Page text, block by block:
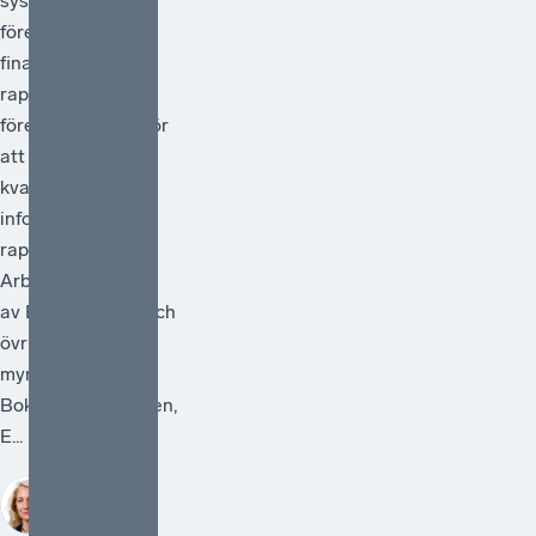
företagens
finansiella
rapportering och
föreslå åtgärder för
att förstärka
kvaliteten i den
information som
rapporteras.
Arbetet ska ledas
av Bolagsverket och
övriga deltagande
myndigheter är
Bokföringsnämnden,
E...